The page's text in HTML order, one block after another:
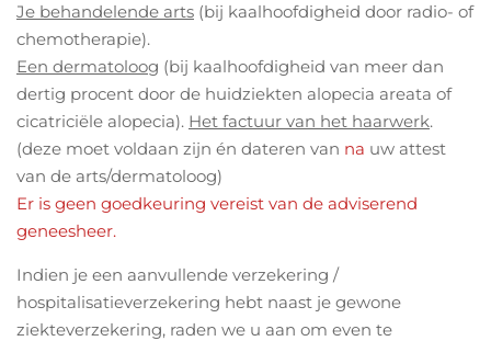
Je behandelende arts (bij kaalhoofdigheid door radio- of
chemotherapie).
Een dermatoloog (bij kaalhoofdigheid van meer dan
dertig procent door de huidziekten alopecia areata of
cicatriciële alopecia). Het factuur van het haarwerk.
(deze moet voldaan zijn én dateren van na uw attest
van de arts/dermatoloog)
Er is geen goedkeuring vereist van de adviserend
geneesheer.
Indien je een aanvullende verzekering /
hospitalisatieverzekering hebt naast je gewone
ziekteverzekering, raden we u aan om even te